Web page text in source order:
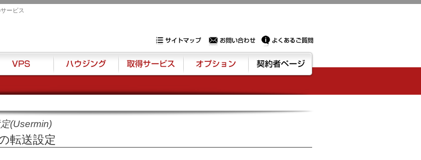
ービス
(Usermin)
転送設定
ハウジング 取得サービス オプション 契約者ページ